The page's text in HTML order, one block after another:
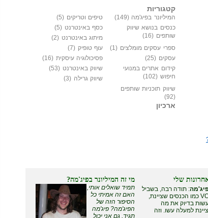
קטגוריות
המיליונר בפיג'מה (149) טיפים וטריקים (5)
כנסים בנושא שיווק
שותפים (16)
כסף באינטרנט (5)
מיתוג באינטרנט (2)
ספרי עסקים מומלצים (1) עוף טופיק (7)
עסקים (25) פסיכולוגיה עיסקית (16)
קידום אתרים במנועי
חיפוש (102)
שיווק באינטרנט (53)
שיווק גרילה (3)
שיווק תוכניות שותפים
(92)
ארכיון
שלי
: תודה רבה, בשביל
להצליח עם VC כמו הכנסים שציינת,
בדיוק את מה
למעלה עשו. וזה
מי זה המיליונר בפיג'מה?
תמיד שואלים אותי,
האם זה אמיתי כל
הסיפור הזה של
הפיג'מה? פיג'מה
תגיד, גם אני יכול